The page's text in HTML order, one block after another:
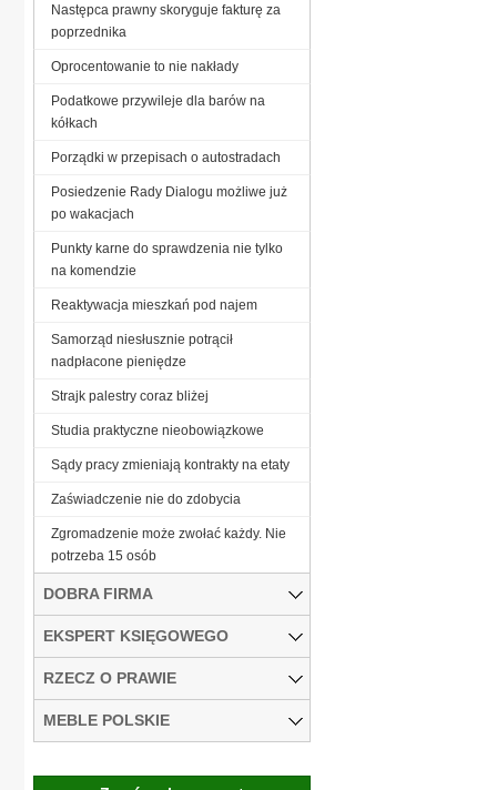
Następca prawny skoryguje fakturę za
poprzednika
Oprocentowanie to nie nakłady
Podatkowe przywileje dla barów na
kółkach
Porządki w przepisach o autostradach
Posiedzenie Rady Dialogu możliwe już
po wakacjach
Punkty karne do sprawdzenia nie tylko
na komendzie
Reaktywacja mieszkań pod najem
Samorząd niesłusznie potrącił
nadpłacone pieniędze
Strajk palestry coraz bliżej
Studia praktyczne nieobowiązkowe
Sądy pracy zmieniają kontrakty na etaty
Zaświadczenie nie do zdobycia
Zgromadzenie może zwołać każdy. Nie
potrzeba 15 osób
DOBRA FIRMA
EKSPERT KSIĘGOWEGO
RZECZ O PRAWIE
MEBLE POLSKIE